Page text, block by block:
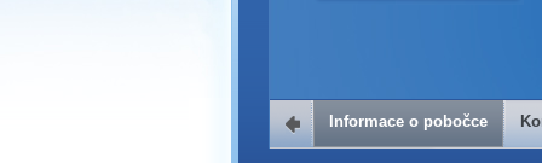
Kontakt na
Informace o pobočce